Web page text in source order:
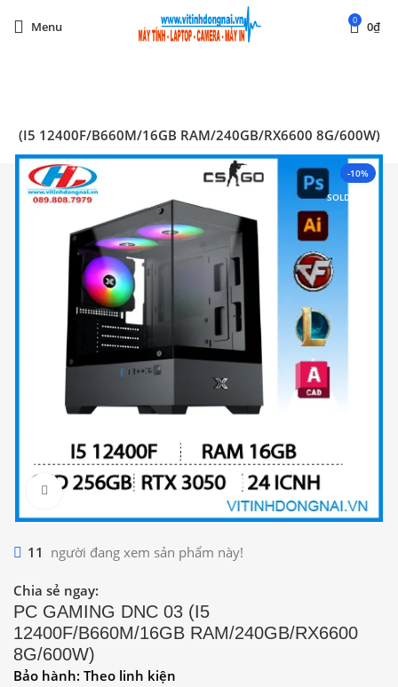
Menu 0 0₫
(I5 12400F/B660M/16GB RAM/240GB/RX6600 8G/600W)
-10%
SOLD OUT
Click to enlarge
11 người đang xem sản phẩm này!
Chia sẻ ngay:
PC GAMING DNC 03 (I5
12400F/B660M/16GB RAM/240GB/RX6600
8G/600W)
Bảo hành: Theo linh kiện